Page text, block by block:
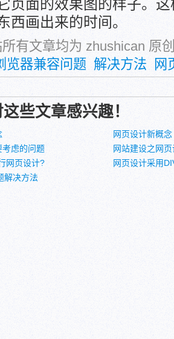
页面的效果图的样子。
西画出来的时间。
有文章均为 zhushican 原
览器兼容问题 解决方法 网
些文章感兴趣！
网页设计新概念
考虑的问题
网站建设之网
网页设计?
网页设计采用
解决方法